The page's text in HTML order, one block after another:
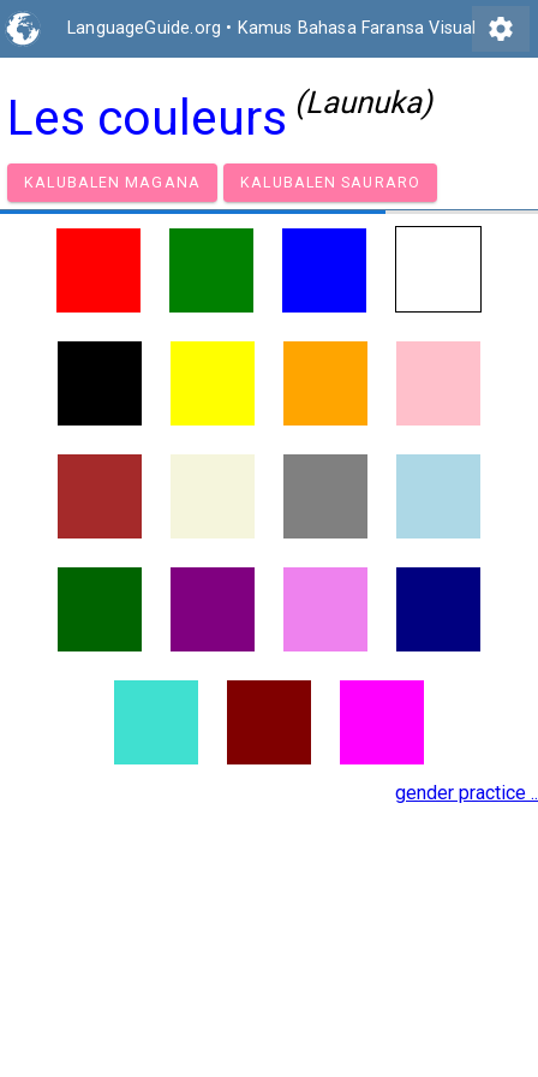
LanguageGuide.org • Kamus Bahasa Faransa Visual settings
Les couleurs (Launuka)
KALUBALEN MAGANA KALUBALEN SAURARO
gender practice ..